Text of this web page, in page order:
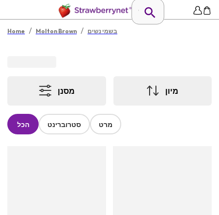
Home / Molton Brown / בשמי נשים
מסנן מיון
הכל סטרוברינט מרט